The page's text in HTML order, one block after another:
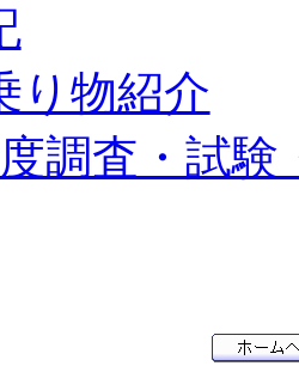
り物紹介
調査・試験